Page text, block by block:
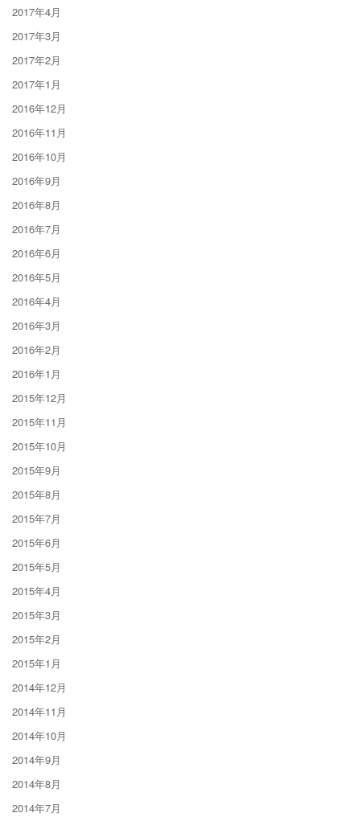
2017年4月
2017年3月
2017年2月
2017年1月
2016年12月
2016年11月
2016年10月
2016年9月
2016年8月
2016年7月
2016年6月
2016年5月
2016年4月
2016年3月
2016年2月
2016年1月
2015年12月
2015年11月
2015年10月
2015年9月
2015年8月
2015年7月
2015年6月
2015年5月
2015年4月
2015年3月
2015年2月
2015年1月
2014年12月
2014年11月
2014年10月
2014年9月
2014年8月
2014年7月